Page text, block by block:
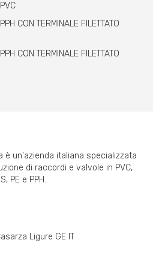
CON TERMINALE FILETTATO
CON TERMINALE FILETTATO
è un'azienda italiana specializzata
di raccordi e valvole in PVC,
PE e PPH.
Ligure GE IT